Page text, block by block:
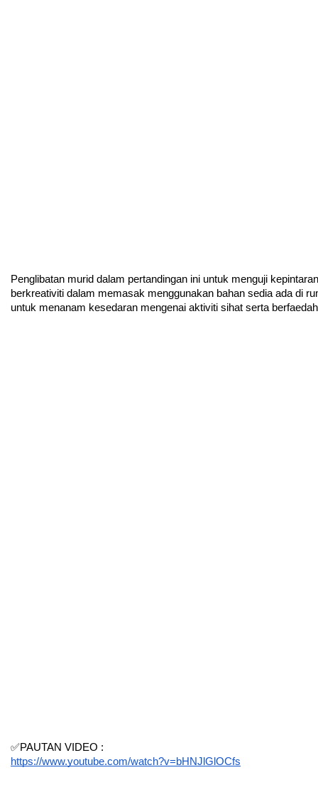
Penglibatan murid dalam pertandingan ini untuk menguji
berkreativiti dalam memasak menggunakan bahan sedia ada di
untuk menanam kesedaran mengenai aktiviti sihat serta
✅PAUTAN VIDEO :
https://www.youtube.com/watch?v=bHNJlGlOCfs